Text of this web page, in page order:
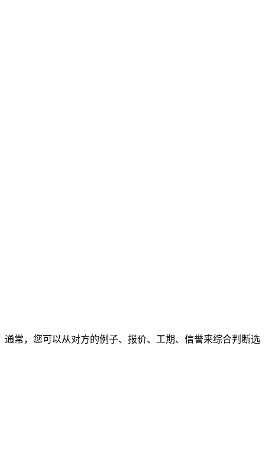
常，您可以从对方的例子、报价、工期、信誉来综合判断选